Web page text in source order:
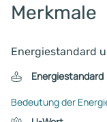
Merkmale
Energiestandard
Energiestandard
Bedeutung der